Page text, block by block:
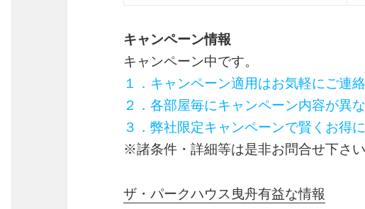
キャンペーン情報
キャンペーン中です。
１．キャンペーン適用はお気軽にご連絡
２．各部屋毎にキャンペーン内容が異な
３．弊社限定キャンペーンで賢くお得に
※諸条件・詳細等は是非お問合せ下さい
ザ・パークハウス曳舟有益な情報